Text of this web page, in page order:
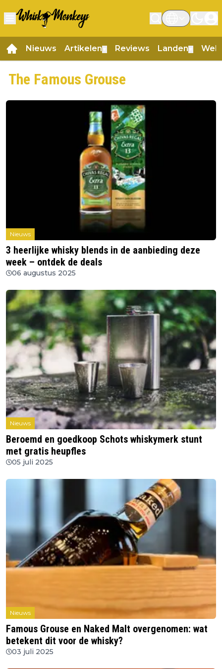
Nieuws Artikelen Reviews Landen
The Famous Grouse
Nieuws
3 heerlijke whisky blends in de aanbieding deze
week – ontdek de deals
06 augustus 2025
Nieuws
Beroemd en goedkoop Schots whiskymerk stunt
met gratis heupfles
05 juli 2025
Nieuws
Famous Grouse en Naked Malt overgenomen: wat
betekent dit voor de whisky?
03 juli 2025